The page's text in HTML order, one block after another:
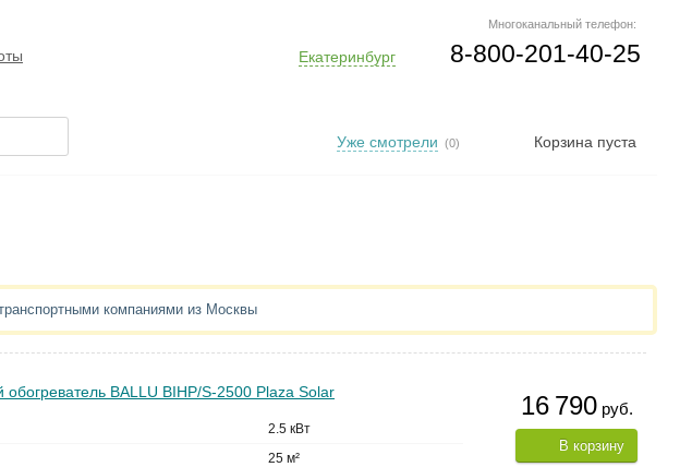
Многоканальный телефон:
8-800-201-40-25
Екатеринбург
Корзина пуста
Уже смотрели (0)
компаниями из Москвы
16 790руб.
В корзину
BALLU BIHP/S-2500 Plaza Solar
2.5 кВт
25 м²